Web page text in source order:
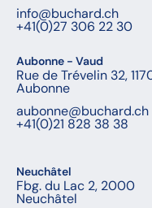
info@buchard.ch
+41(0)27 306 22 30
Aubonne - Vaud
Rue de Trévelin 32,
Aubonne
aubonne@buchard.ch
+41(0)21 828 38 38
Neuchâtel
Fbg. du Lac 2, 2000
Neuchâtel